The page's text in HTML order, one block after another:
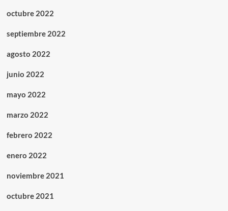
octubre 2022
septiembre 2022
agosto 2022
junio 2022
mayo 2022
marzo 2022
febrero 2022
enero 2022
noviembre 2021
octubre 2021